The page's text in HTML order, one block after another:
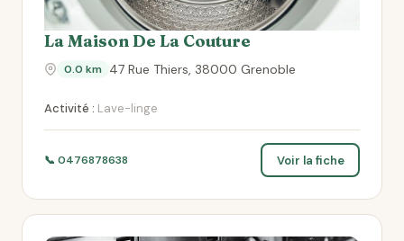
La Maison De La Couture
0.0 km 47 Rue Thiers, 38000 Grenoble
Activité : Lave-linge
📞 0476878638 Voir la fiche